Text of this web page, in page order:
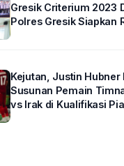
Gresik Criterium 2023
Polres Gresik Siapkan
Kejutan, Justin Hubner
Susunan Pemain
vs Irak di Kualifikasi